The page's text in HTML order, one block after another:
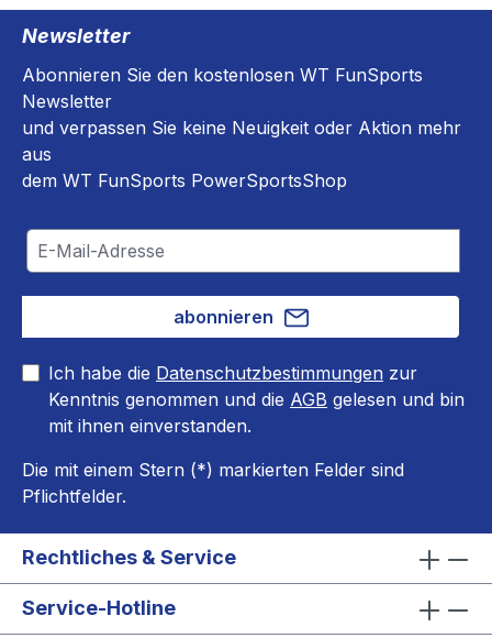
Newsletter
Abonnieren Sie den kostenlosen WT FunSports
Newsletter
und verpassen Sie keine Neuigkeit oder Aktion mehr
aus
dem WT FunSports PowerSportsShop
abonnieren
Ich habe die Datenschutzbestimmungen zur
Kenntnis genommen und die AGB gelesen und bin
mit ihnen einverstanden.
Die mit einem Stern (*) markierten Felder sind
Pflichtfelder.
Rechtliches & Service
Service-Hotline